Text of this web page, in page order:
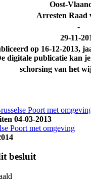
Oost-
Arresten Raad
-
29-11-
op 16-12-2013,
digitale publicatie kan
schorsing van het
Poort met
04-03-2013
Poort met omgeving
besluit